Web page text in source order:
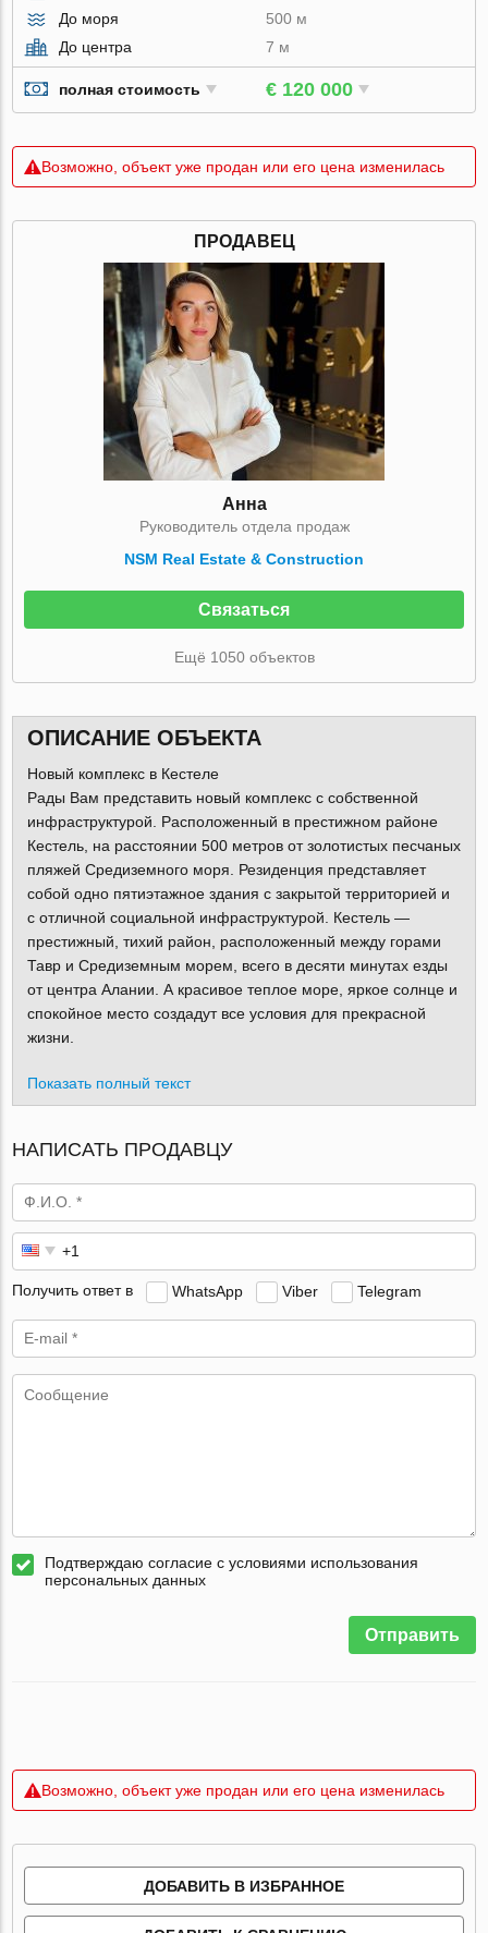
До моря
500 м
До центра
7 м
полная стоимость € 120 000
Возможно, объект уже продан или его цена изменилась
ПРОДАВЕЦ
Анна
Руководитель отдела продаж
NSM Real Estate & Construction
Связаться
Ещё 1050 объектов
ОПИСАНИЕ ОБЪЕКТА
Новый комплекс в Кестеле
Рады Вам представить новый комплекс с собственной
инфраструктурой. Расположенный в престижном районе
Кестель, на расстоянии 500 метров от золотистых песчаных
пляжей Средиземного моря. Резиденция представляет
собой одно пятиэтажное здания с закрытой территорией и
с отличной социальной инфраструктурой. Кестель —
престижный, тихий район, расположенный между горами
Тавр и Средиземным морем, всего в десяти минутах езды
от центра Алании. А красивое теплое море, яркое солнце и
спокойное место создадут все условия для прекрасной
жизни.
Показать полный текст
НАПИСАТЬ ПРОДАВЦУ
Получить ответ в WhatsApp Viber Telegram
Подтверждаю согласие с условиями использования
персональных данных
Отправить
Возможно, объект уже продан или его цена изменилась
ДОБАВИТЬ В ИЗБРАННОЕ